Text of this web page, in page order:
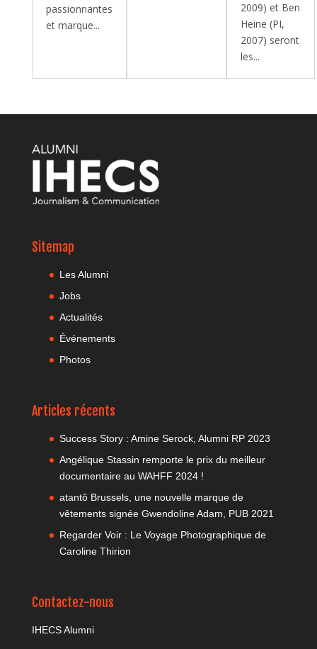
passionnantes
et marque...
2009) et Ben
Heine (PI,
2007) seront
les...
Sitemap
Les Alumni
Jobs
Actualités
Événements
Photos
Articles récents
Success Story : Amine Serock, Alumni RP 2023
Angélique Stassin remporte le prix du meilleur
documentaire au WAHFF 2024 !
atantô Brussels, une nouvelle marque de
vêtements signée Gwendoline Adam, PUB 2021
Regarder Voir : Le Voyage Photographique de
Caroline Thirion
Contactez-nous
IHECS Alumni